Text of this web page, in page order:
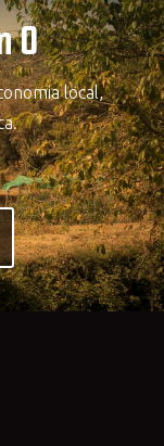
0
local,